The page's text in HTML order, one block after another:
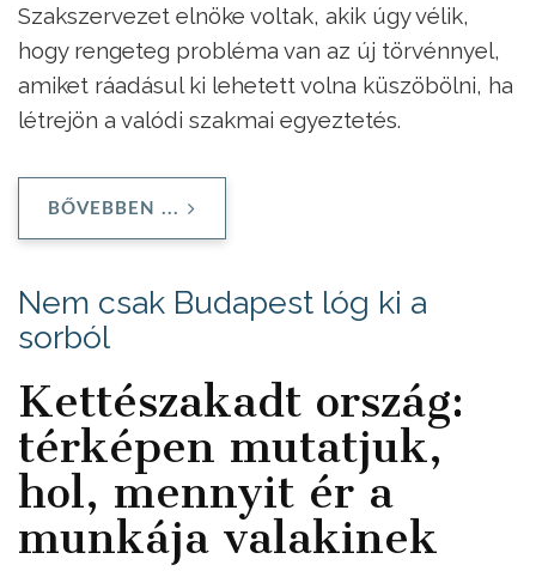
Szakszervezet elnöke voltak, akik úgy vélik,
hogy rengeteg probléma van az új törvénnyel,
amiket ráadásul ki lehetett volna küszöbölni, ha
létrejön a valódi szakmai egyeztetés.
BŐVEBBEN ...
Nem csak Budapest lóg ki a
sorból
Kettészakadt ország:
térképen mutatjuk,
hol, mennyit ér a
munkája valakinek